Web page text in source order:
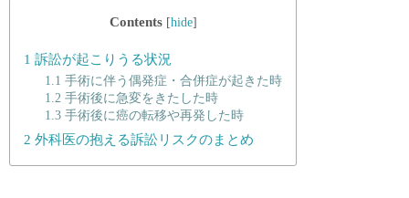
Contents [hide]
1 訴訟が起こりうる状況
1.1 手術に伴う偶発症・合併症が起きた時
1.2手術後に急変をきたした時
1.3手術後に癌の転移や再発した時
2 外科医の抱える訴訟リスクのまとめ